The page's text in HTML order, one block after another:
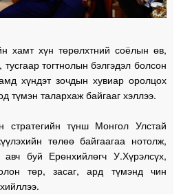
хамт хүн төрөлхтний соёлын өв,
тогтнолын бэлгэдэл болсон
хүндэт зочдын хувиар оролцох
түмэн талархаж байгааг хэллээ.
түнш Монгол Улстай
төлөө байгаагаа нотолж,
буй Ерөнхийлөгч У.Хүрэлсүх,
төр, засаг, ард түмэнд чин